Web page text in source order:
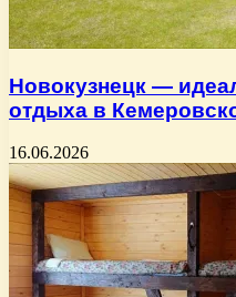
Новокузнецк —
отдыха в
16.06.2026